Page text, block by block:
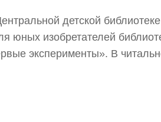
детской
юных изобретателей
эксперименты». В